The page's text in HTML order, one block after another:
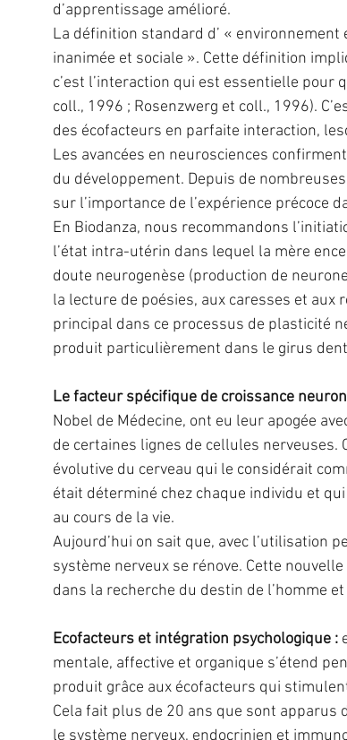
d’apprentissage amélioré.
La définition standard d’ «
inanimée et sociale ». Cette définition
c’est l’interaction qui est essentielle pour
coll., 1996 ; Rosenzwerg et coll., 1996).
des écofacteurs en parfaite interaction,
Les avancées en neurosciences
du développement. Depuis de
sur l’importance de l’expérience précoce
En Biodanza, nous recommandons
l’état intra-utérin dans lequel la mère
doute neurogenèse (production de
la lecture de poésies, aux caresses et aux
principal dans ce processus de plasticité
produit particulièrement dans le girus
Le facteur spécifique de croissance
Nobel de Médecine, ont eu leur apogée
de certaines lignes de cellules nerveuses.
évolutive du cerveau qui le considérait
était déterminé chez chaque individu et
au cours de la vie.
Aujourd’hui on sait que, avec l’utilisation
système nerveux se rénove. Cette
dans la recherche du destin de l’homme
Ecofacteurs et intégration psychologique :
mentale, affective et organique s’étend
produit grâce aux écofacteurs qui
Cela fait plus de 20 ans que sont
le système nerveux, endocrinien et